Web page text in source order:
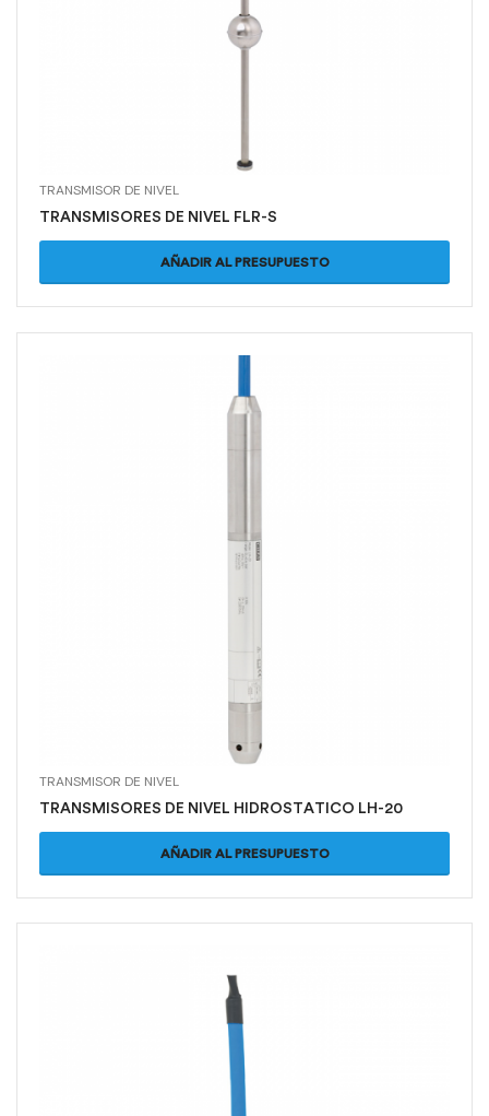
TRANSMISOR DE NIVEL
TRANSMISORES DE NIVEL FLR-S
AÑADIR AL PRESUPUESTO
TRANSMISOR DE NIVEL
TRANSMISORES DE NIVEL HIDROSTATICO LH-20
AÑADIR AL PRESUPUESTO